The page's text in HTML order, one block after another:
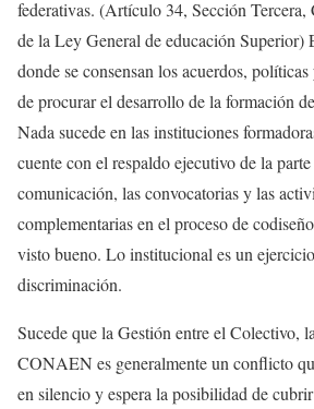
federativas. (Artículo 34, Sección
de la Ley General de educación Superior)
donde se consensan los acuerdos,
de procurar el desarrollo de la formación
Nada sucede en las instituciones
cuente con el respaldo ejecutivo de la
comunicación, las convocatorias y las
complementarias en el proceso de
visto bueno. Lo institucional es un
discriminación.
Sucede que la Gestión entre el Colectivo,
CONAEN es generalmente un conflicto
en silencio y espera la posibilidad de